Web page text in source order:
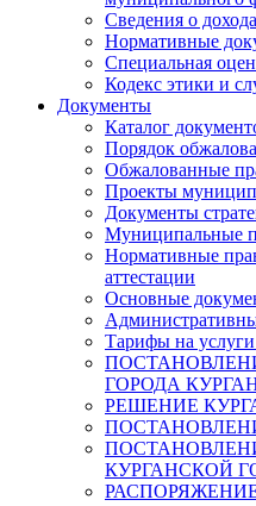
Сведения о
Нормативные
Специальная
Кодекс этики и
Документы
Каталог
Порядок
Обжалованные
Проекты
Документы
Муниципальные
Нормативные
аттестации
Основные
Тарифы на
ГОРОДА
РЕШЕНИЕ
КУРГАНСКОЙ